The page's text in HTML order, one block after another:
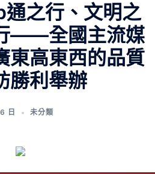
之行、文明之
——全國主流媒
東高東西的品質
勝利舉辦
日 未分類